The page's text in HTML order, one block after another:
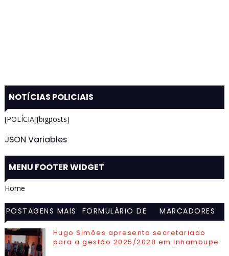
NOTÍCIAS POLICIAIS
[POLÍCIA][bigposts]
JSON Variables
MENU FOOTER WIDGET
Home
POSTAGENS MAIS
VISITADAS
FORMULÁRIO DE
MARCADORES
Hugo Simões apresenta secretariado
para a gestão 2025/2028 em Inhambupe